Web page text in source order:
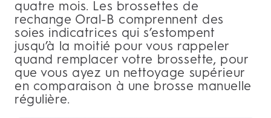
quatre mois. Les brossettes de
rechange Oral-B comprennent des
soies indicatrices qui s’estompent
jusqu’à la moitié pour vous rappeler
quand remplacer votre brossette, pour
que vous ayez un nettoyage supérieur
en comparaison à une brosse manuelle
régulière.